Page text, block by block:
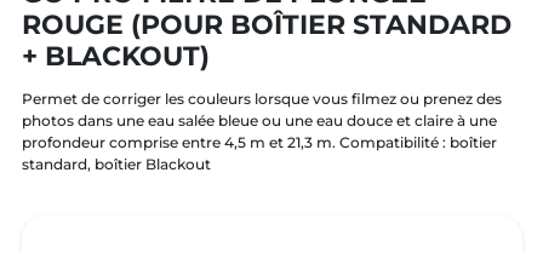
ROUGE (POUR BOÎTIER STANDARD
+ BLACKOUT)
Permet de corriger les couleurs lorsque vous filmez ou prenez des
photos dans une eau salée bleue ou une eau douce et claire à une
profondeur comprise entre 4,5 m et 21,3 m. Compatibilité : boîtier
standard, boîtier Blackout